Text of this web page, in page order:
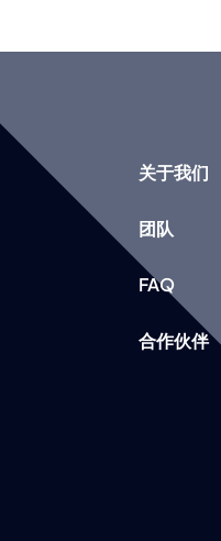
关于我们
团队
FAQ
合作伙伴